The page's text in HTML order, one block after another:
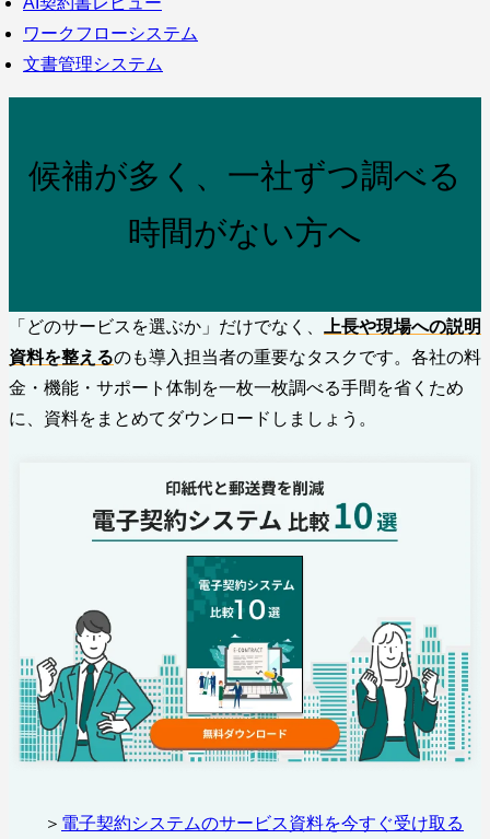
ワークフローシステム
文書管理システム
候補が多く、一社ずつ調べる
時間がない方へ
「どのサービスを選ぶか」だけでなく、
上長や現場への説明
資料を整えるのも導入担当者の重要なタスクです。各社の料
金・機能・サポート体制を一枚一枚調べる手間を省くため
に、資料をまとめてダウンロードしましょう。
＞ 電子契約システムのサービス資料を今すぐ受け取る